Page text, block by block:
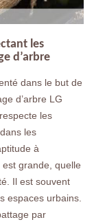
les
d’arbre
dans le but de
d’arbre LG
les
les
à
est grande, quelle
Il est souvent
espaces urbains.
par